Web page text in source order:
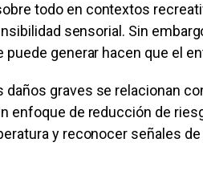
todo en contextos
sensorial. Sin
generar hacen que el
daños graves se relacionan
enfoque de reducción de
y reconocer señales de